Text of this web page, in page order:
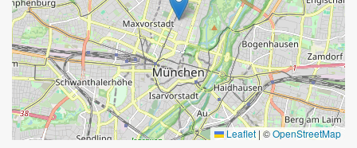
Leaflet | ©OpenStreetMap